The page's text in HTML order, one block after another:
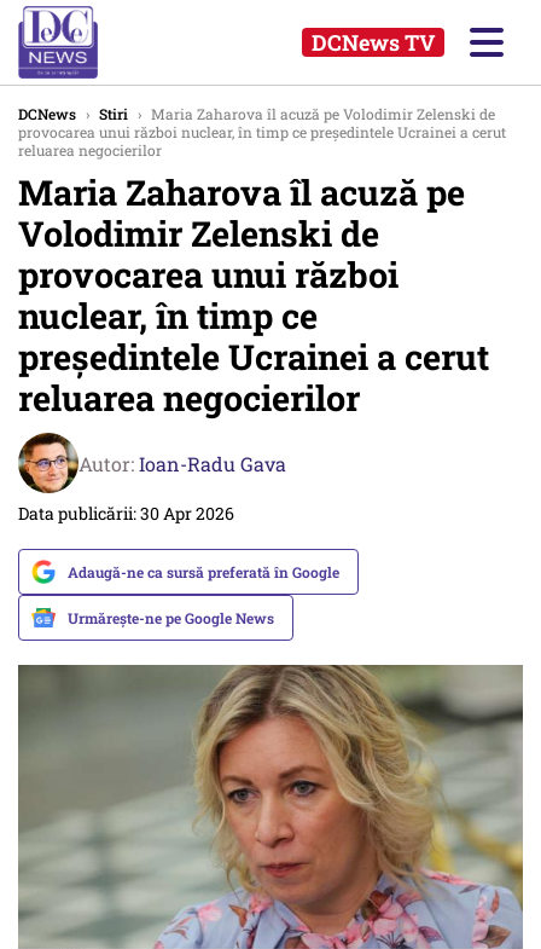
DCNews TV
DCNews › Stiri › Maria Zaharova îl acuză pe Volodimir Zelenski de
provocarea unui război nuclear, în timp ce președintele Ucrainei a cerut
reluarea negocierilor
Maria Zaharova îl acuză pe
Volodimir Zelenski de
provocarea unui război
nuclear, în timp ce
președintele Ucrainei a cerut
reluarea negocierilor
Autor:Ioan-Radu Gava
Data publicării: 30 Apr 2026
Adaugă-ne ca sursă preferată în Google
Urmărește-ne pe Google News